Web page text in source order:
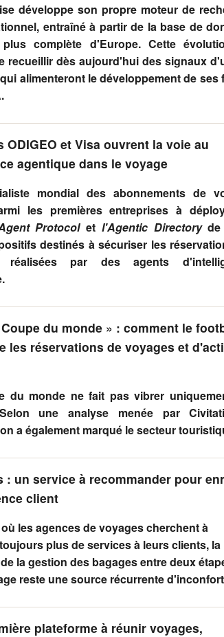
développe son propre moteur de
entraîné à partir de la base de
complète d'Europe. Cette
recueillir dès aujourd'hui des signaux
alimenteront le développement de ses
ODIGEO et Visa ouvrent la voie au
agentique dans le voyage
mondial des abonnements de
les premières entreprises à
Protocolet l'Agentic Directoryde
destinés à sécuriser les
réalisées par des agents
du monde » : comment le
les réservations de voyages et
du monde ne fait pas vibrer
une analyse menée par
a également marqué le secteur
: un service à recommander pour
client
les agences de voyages cherchent à
plus de services à leurs clients, la
la gestion des bagages entre deux
reste une source récurrente d'inconfort
plateforme à réunir voyages,